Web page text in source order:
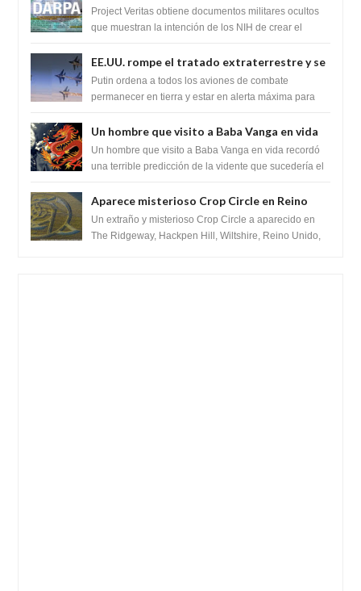
muestran la intención de los NIH de crear el
SARS-CoV-2, utilizando la investigación de
Project Veritas obtiene documentos militares ocultos
que muestran la intención de los NIH de crear el
EE.UU. rompe el tratado extraterrestre y se
prepara para destruir el misterioso satélite
"Caballero Negro"
Putin ordena a todos los aviones de combate
permanecer en tierra y estar en alerta máxima para
Un hombre que visito a Baba Vanga en vida
recordó la terrible predicción de la vidente
para febrero de 2022.
Un hombre que visito a Baba Vanga en vida recordó
una terrible predicción de la vidente que sucedería el
Aparece misterioso Crop Circle en Reino
Unido 23 de junio 2016
Un extraño y misterioso Crop Circle a aparecido en
The Ridgeway, Hackpen Hill, Wiltshire, Reino Unido,